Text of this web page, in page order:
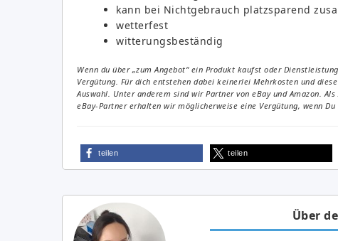
kann bei Nichtgebrauch platzsparend
wetterfest
witterungsbeständig
Wenn du über „zum Angebot“ ein Produkt kaufst oder
Vergütung. Für dich entstehen dabei keinerlei Mehrkosten und
Auswahl. Unter anderem sind wir Partner von eBay und Amazon.
eBay-Partner erhalten wir möglicherweise eine Vergütung, wenn Du
teilen teilen
Über